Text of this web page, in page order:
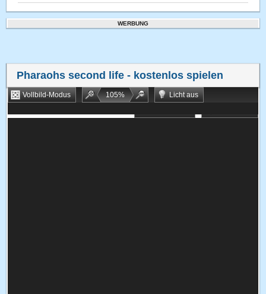
WERBUNG
Pharaohs second life - kostenlos spielen
Vollbild-Modus 105%
Licht aus